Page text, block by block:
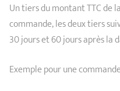
Un tiers du montant TTC de
commande, les deux tiers
30 jours et 60 jours après la
Exemple pour une